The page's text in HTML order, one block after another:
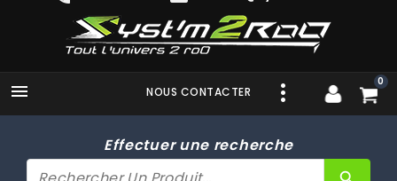
 0
NOUS CONTACTER
Effectuer une recherche